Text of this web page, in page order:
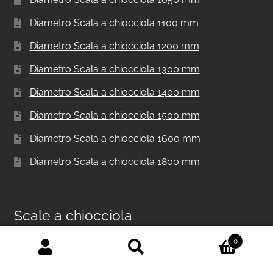
Diametro Scala a chiocciola 1100 mm
Diametro Scala a chiocciola 1200 mm
Diametro Scala a chiocciola 1300 mm
Diametro Scala a chiocciola 1400 mm
Diametro Scala a chiocciola 1500 mm
Diametro Scala a chiocciola 1600 mm
Diametro Scala a chiocciola 1800 mm
Scale a chiocciola
0